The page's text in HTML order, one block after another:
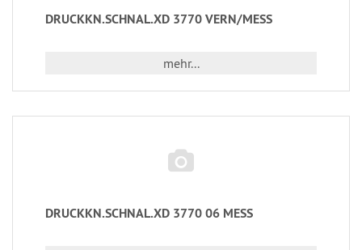
DRUCKKN.SCHNAL.XD 3770 VERN/MESS
mehr...
DRUCKKN.SCHNAL.XD 3770 06 MESS